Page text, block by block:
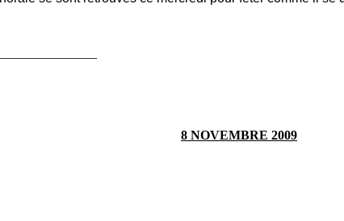
8 NOVEMBRE 2009